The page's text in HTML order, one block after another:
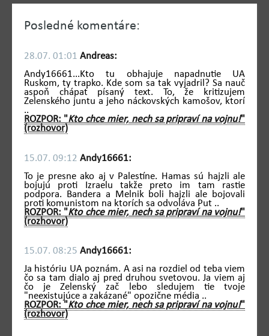
Posledné komentáre:
28.07. 01:01 Andreas:
Andy16661...Kto tu obhajuje napadnutie UA
Ruskom, ty trapko. Kde som sa tak vyjadril? Sa nauč
aspoň chápať písaný text. To, že kritizujem
Zelenského juntu a jeho náckovských kamošov, ktorí
..
ROZPOR: "Kto chce mier, nech sa pripraví na vojnu!"
(rozhovor)
15.07. 09:12 Andy16661:
To je presne ako aj v Palestíne. Hamas sú hajzli ale
bojujú proti Izraelu takže preto im tam rastie
podpora. Bandera a Melnik boli hajzli ale bojovali
proti komunistom na ktorích sa odvoláva Put ..
ROZPOR: "Kto chce mier, nech sa pripraví na vojnu!"
(rozhovor)
15.07. 08:25 Andy16661:
Ja históriu UA poznám. A asi na rozdiel od teba viem
čo sa tam dialo aj pred druhou svetovou. Ja viem aj
čo je Zelenský zač lebo sledujem tie tvoje
"neexistujúce a zakázané" opozične média ..
ROZPOR: "Kto chce mier, nech sa pripraví na vojnu!"
(rozhovor)